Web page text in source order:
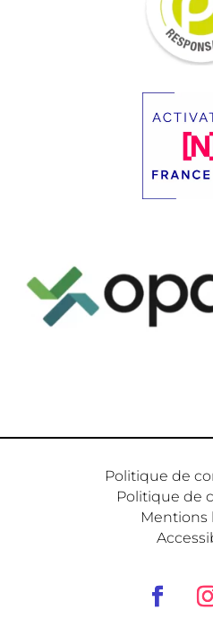
Politique de
Politique de
Mentions